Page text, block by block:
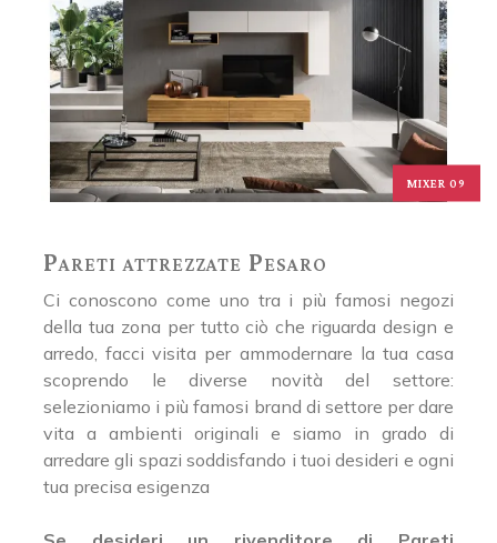
MIXER 09
Pareti attrezzate Pesaro
Ci conoscono come uno tra i più famosi negozi
della tua zona per tutto ciò che riguarda design e
arredo, facci visita per ammodernare la tua casa
scoprendo le diverse novità del settore:
selezioniamo i più famosi brand di settore per dare
vita a ambienti originali e siamo in grado di
arredare gli spazi soddisfando i tuoi desideri e ogni
tua precisa esigenza